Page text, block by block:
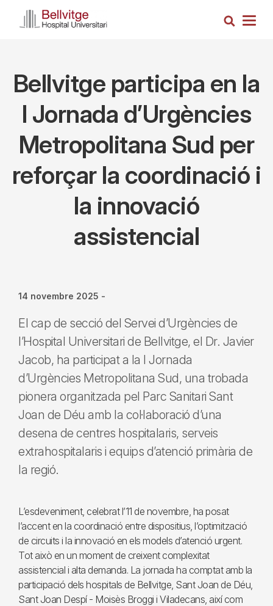
Cerca
Bellvitge participa en la
I Jornada d’Urgències
Metropolitana Sud per
reforçar la coordinació i
la innovació
assistencial
14 novembre 2025 -
El cap de secció del Servei d’Urgències de
l’Hospital Universitari de Bellvitge, el Dr. Javier
Jacob, ha participat a la I Jornada
d’Urgències Metropolitana Sud, una trobada
pionera organitzada pel Parc Sanitari Sant
Joan de Déu amb la col·laboració d’una
desena de centres hospitalaris, serveis
extrahospitalaris i equips d’atenció primària de
la regió.
L’esdeveniment, celebrat l’11 de novembre, ha posat
l’accent en la coordinació entre dispositius, l’optimització
de circuits i la innovació en els models d’atenció urgent.
Tot això en un moment de creixent complexitat
assistencial i alta demanda. La jornada ha comptat amb la
participació dels hospitals de Bellvitge, Sant Joan de Déu,
Sant Joan Despí - Moisès Broggi i Viladecans, així com